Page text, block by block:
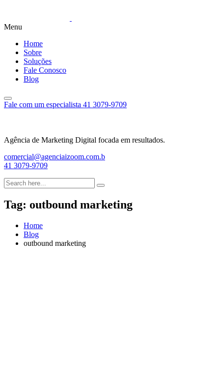
Menu
Home
Sobre
Soluções
Fale Conosco
Blog
Fale com um especialista 41 3079-9709
Agência de Marketing Digital focada em resultados.
comercial@agenciaizoom.com.b
41 3079-9709
Tag: outbound marketing
Home
Blog
outbound marketing